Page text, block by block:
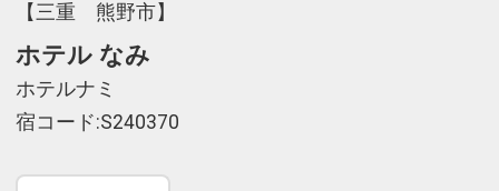
【三重 熊野市】
ホテル なみ
ホテルナミ
宿コード:S240370